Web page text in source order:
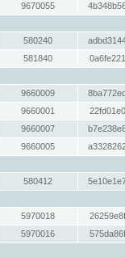
9670055
580240
581840
9660009
9660001
9660007
9660005
580412
5970018
5970016